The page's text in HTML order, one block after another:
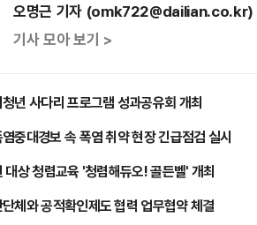
오명근 기자 (omk722@dailian.co.kr)
기사 모아 보기 >
년 사다리 프로그램 성과공유회 개최
중대경보 속 폭염 취약 현장 긴급점검 실시
대상 청렴교육 '청렴해듀오! 골든벨' 개최
체와 공적확인제도 협력 업무협약 체결